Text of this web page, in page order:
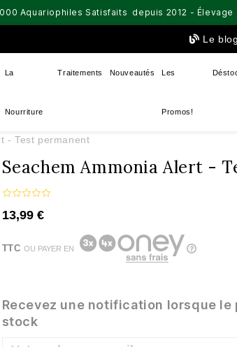
Aquariophiles Satisfaits depuis 2012 -
Le blog
La
Nourriture
Traitements Nouveautés Les
Promos!
- Test permanent
Seachem Ammonia Alert -
13,99 €
TTCOU PAYER EN
Recevez une notification lorsque le
stock